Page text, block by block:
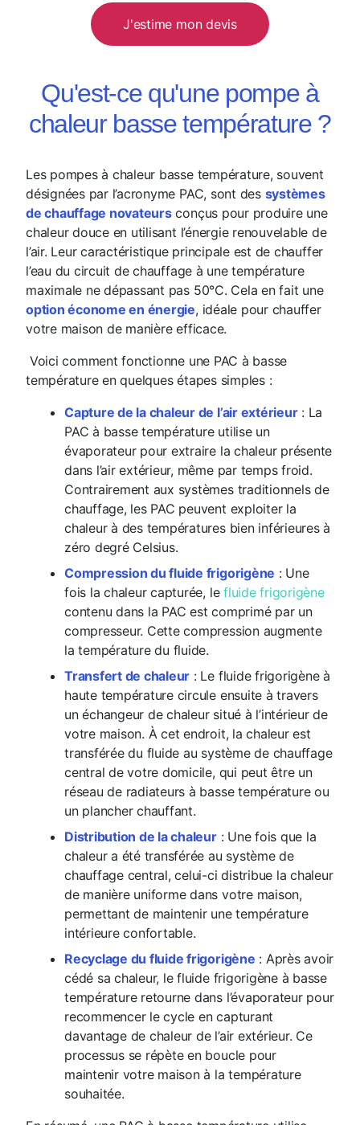
J'estime mon devis
Qu'est-ce qu'une pompe à
chaleur basse température ?
Les pompes à chaleur basse température, souvent
désignées par l’acronyme PAC, sont des systèmes
de chauffage novateursconçus pour produire une
chaleur douce en utilisant l’énergie renouvelable de
l’air. Leur caractéristique principale est de chauffer
l’eau du circuit de chauffage à une température
maximale ne dépassant pas 50°C. Cela en fait une
option économe en énergie, idéale pour chauffer
votre maison de manière efficace.
Voici comment fonctionne une PAC à basse
température en quelques étapes simples :
Capture de la chaleur de l’air extérieur: La
PAC à basse température utilise un
évaporateur pour extraire la chaleur présente
dans l’air extérieur, même par temps froid.
Contrairement aux systèmes traditionnels de
chauffage, les PAC peuvent exploiter la
chaleur à des températures bien inférieures à
zéro degré Celsius.
Compression du fluide frigorigène : Une
fois la chaleur capturée, lefluide frigorigène
contenu dans la PAC est comprimé par un
compresseur. Cette compression augmente
la température du fluide.
Transfert de chaleur : Le fluide frigorigène à
haute température circule ensuite à travers
un échangeur de chaleur situé à l’intérieur de
votre maison. À cet endroit, la chaleur est
transférée du fluide au système de chauffage
central de votre domicile, qui peut être un
réseau de radiateurs à basse température ou
un plancher chauffant.
Distribution de la chaleur: Une fois que la
chaleur a été transférée au système de
chauffage central, celui-ci distribue la chaleur
de manière uniforme dans votre maison,
permettant de maintenir une température
intérieure confortable.
Recyclage du fluide frigorigène : Après avoir
cédé sa chaleur, le fluide frigorigène à basse
température retourne dans l’évaporateur pour
recommencer le cycle en capturant
davantage de chaleur de l’air extérieur. Ce
processus se répète en boucle pour
maintenir votre maison à la température
souhaitée.